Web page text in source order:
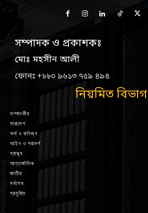
সম্পাদক ও প্রকাশকঃ
মোঃ মহসীন আলী
ফোনঃ +৮৮০ ৯৬১৩ ৭৫৯ ৪৯৪
নিয়মিত বিভাগ
সম্পাদকীয়
সারাদেশ
অর্থ ও বানিজ্য
আইন ও পরামর্শ
স্বাস্থ্য
আন্তর্জাতিক
জাতীয়
সর্বশেষ
প্রযুক্তি